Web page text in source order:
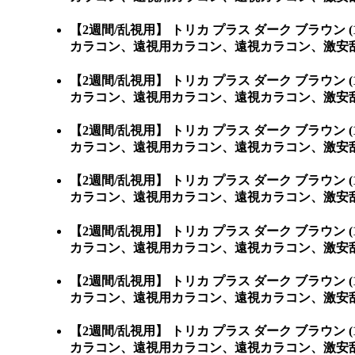
【2週間/乱視用】 トリカ プラス ダーク ブラウ
カラコン、遠視用カラコン、遠視カラコン、激
【2週間/乱視用】 トリカ プラス ダーク ブラウ
カラコン、遠視用カラコン、遠視カラコン、激
【2週間/乱視用】 トリカ プラス ダーク ブラウ
カラコン、遠視用カラコン、遠視カラコン、激
【2週間/乱視用】 トリカ プラス ダーク ブラウ
カラコン、遠視用カラコン、遠視カラコン、激
【2週間/乱視用】 トリカ プラス ダーク ブラウ
カラコン、遠視用カラコン、遠視カラコン、激
【2週間/乱視用】 トリカ プラス ダーク ブラウ
カラコン、遠視用カラコン、遠視カラコン、激
【2週間/乱視用】 トリカ プラス ダーク ブラウ
カラコン、遠視用カラコン、遠視カラコン、激